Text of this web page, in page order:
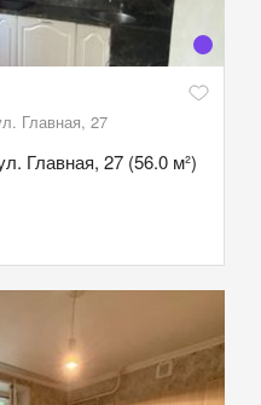
Главная, 27
Главная, 27 (56.0 м²)